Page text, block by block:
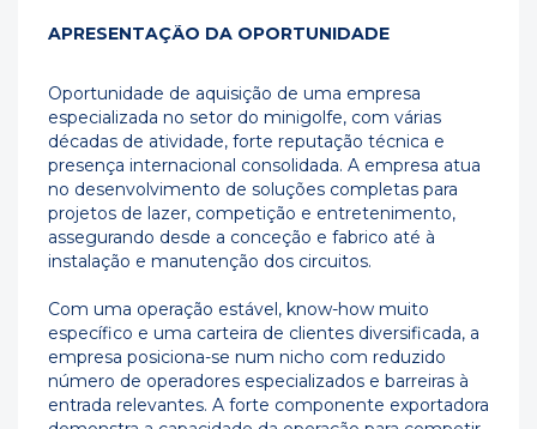
APRESENTAÇÃO DA OPORTUNIDADE
Oportunidade de aquisição de uma empresa
especializada no setor do minigolfe, com várias
décadas de atividade, forte reputação técnica e
presença internacional consolidada. A empresa atua
no desenvolvimento de soluções completas para
projetos de lazer, competição e entretenimento,
assegurando desde a conceção e fabrico até à
instalação e manutenção dos circuitos.
Com uma operação estável, know-how muito
específico e uma carteira de clientes diversificada, a
empresa posiciona-se num nicho com reduzido
número de operadores especializados e barreiras à
entrada relevantes. A forte componente exportadora